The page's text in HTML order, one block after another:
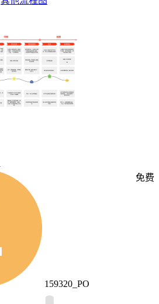
159320_PO
免费